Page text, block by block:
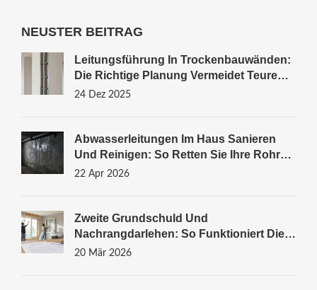
NEUSTER BEITRAG
Leitungsführung In Trockenbauwänden:
Die Richtige Planung Vermeidet Teure
Fehler
24 Dez 2025
Abwasserleitungen Im Haus Sanieren
Und Reinigen: So Retten Sie Ihre Rohre
Ohne Stemmarbeiten
22 Apr 2026
Zweite Grundschuld Und
Nachrangdarlehen: So Funktioniert Die
Nachrangfinanzierung Bei Immobilien
20 Mär 2026